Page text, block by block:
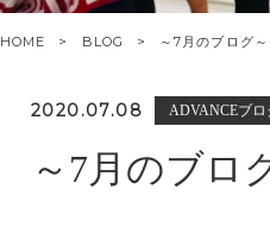
HOME BLOG ～7月のブログ～
2020.07.08 ADVANCEブロ
～7月のブロ